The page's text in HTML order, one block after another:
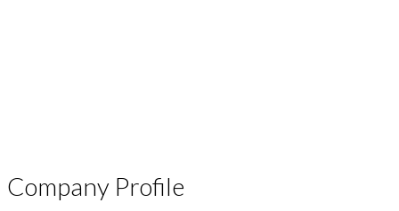
Company Profile